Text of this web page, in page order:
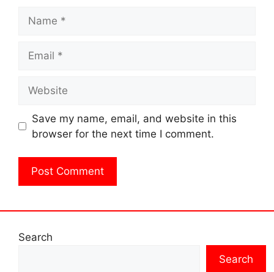
Save my name, email, and website in this
browser for the next time I comment.
Search
Search